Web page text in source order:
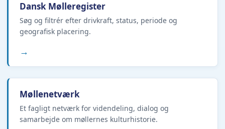
Dansk Mølleregister
Søg og filtrér efter drivkraft, status, periode og
geografisk placering.
→
Møllenetværk
Et fagligt netværk for videndeling, dialog og
samarbejde om møllernes kulturhistorie.